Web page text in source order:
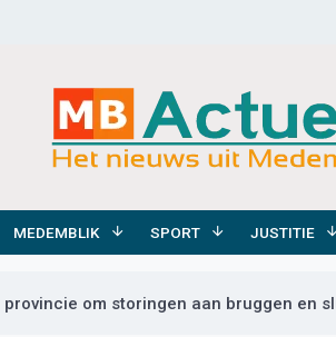
MEDEMBLIK SPORT JUSTITIE
om storingen aan bruggen en